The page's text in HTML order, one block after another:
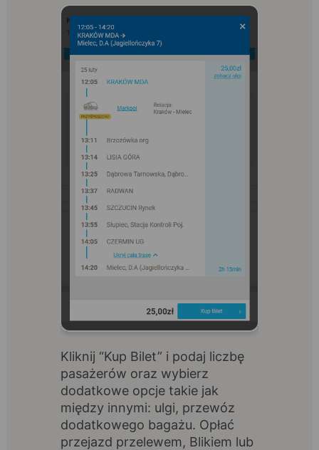
Kliknij “Kup Bilet” i podaj liczbę
pasażerów oraz wybierz
dodatkowe opcje takie jak
między innymi: ulgi, przewóz
dodatkowego bagażu. Opłać
przejazd przelewem, Blikiem lub